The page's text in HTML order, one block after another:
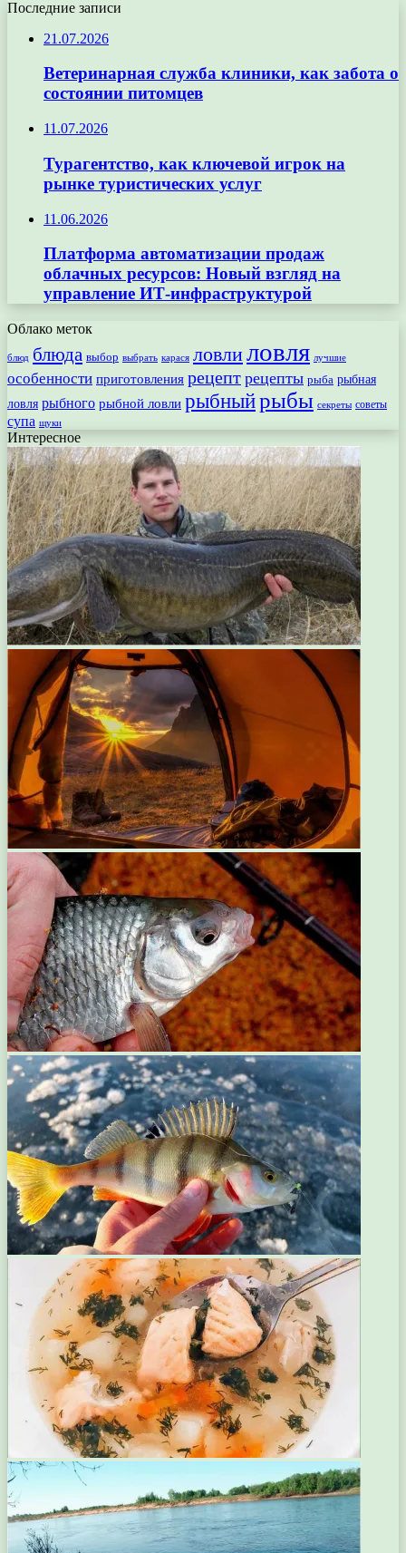
Последние записи
21.07.2026
Ветеринарная служба клиники, как забота о
состоянии питомцев
11.07.2026
Турагентство, как ключевой игрок на
рынке туристических услуг
11.06.2026
Платформа автоматизации продаж
облачных ресурсов: Новый взгляд на
управление ИТ-инфраструктурой
Облако меток
блюд блюда выбор выбрать карася ловлиловля лучшие
особенности приготовления рецепт рецепты рыба рыбная
ловля рыбного рыбной ловли рыбныйрыбы секреты советы
супа щуки
Интересное